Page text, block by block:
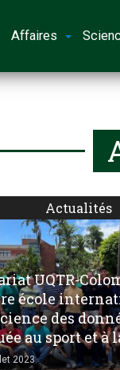
Affaires
Actualités
UQTR-
école
des
au sport et à
2023